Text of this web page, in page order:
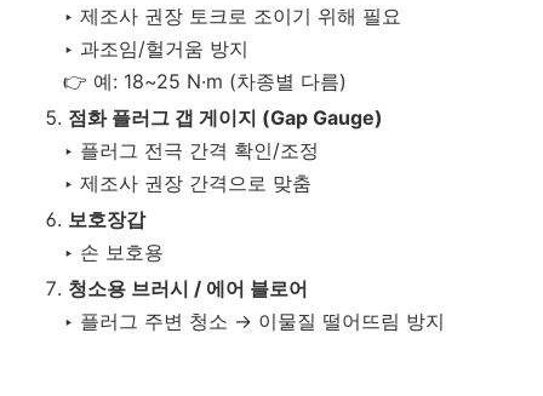
‣ 제조사 권장 토크로 조이기 위해 필요
‣ 과조임/헐거움 방지
👉 예: 18~25 N·m (차종별 다름)
점화 플러그 갭 게이지 (Gap Gauge)
‣ 플러그 전극 간격 확인/조정
‣ 제조사 권장 간격으로 맞춤
보호장갑
‣ 손 보호용
청소용 브러시 / 에어 블로어
‣ 플러그 주변 청소 → 이물질 떨어뜨림 방지